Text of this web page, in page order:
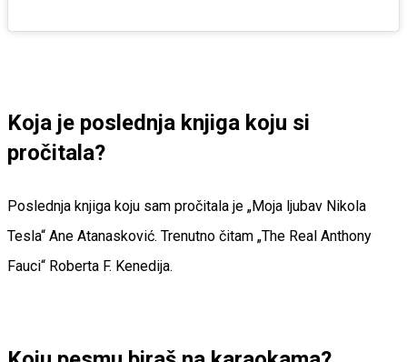
Koja je poslednja knjiga koju si
pročitala?
Poslednja knjiga koju sam pročitala je „Moja ljubav Nikola
Tesla“ Ane Atanasković. Trenutno čitam „The Real Anthony
Fauci“ Roberta F. Kenedija.